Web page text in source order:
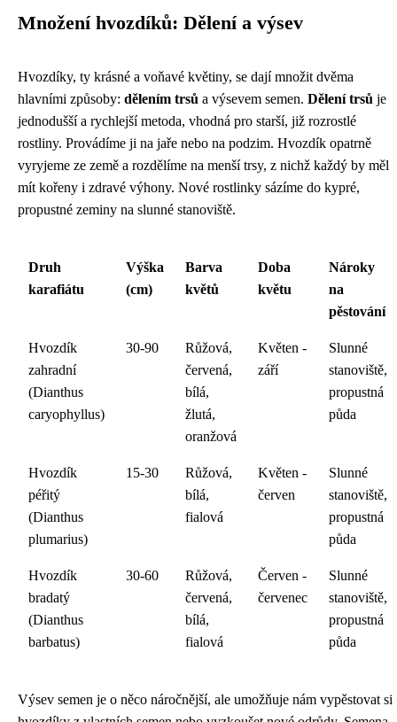
Množení hvozdíků: Dělení a výsev
Hvozdíky, ty krásné a voňavé květiny, se dají množit dvěma
hlavními způsoby: dělením trsů a výsevem semen. Dělení trsů je
jednodušší a rychlejší metoda, vhodná pro starší, již rozrostlé
rostliny. Provádíme ji na jaře nebo na podzim. Hvozdík opatrně
vyryjeme ze země a rozdělíme na menší trsy, z nichž každý by měl
mít kořeny i zdravé výhony. Nové rostlinky sázíme do kypré,
propustné zeminy na slunné stanoviště.
Druh
karafiátu
Výška
(cm)
Barva
květů
Doba
květu
Nároky
na
pěstování
Hvozdík
zahradní
(Dianthus
caryophyllus)
30-90
Růžová,
červená,
bílá,
žlutá,
oranžová
Květen -
září
Slunné
stanoviště,
propustná
půda
Hvozdík
péřitý
(Dianthus
plumarius)
15-30
Růžová,
bílá,
fialová
Květen -
červen
Slunné
stanoviště,
propustná
půda
Hvozdík
bradatý
(Dianthus
barbatus)
30-60
Růžová,
červená,
bílá,
fialová
Červen -
červenec
Slunné
stanoviště,
propustná
půda
Výsev semen je o něco náročnější, ale umožňuje nám vypěstovat si